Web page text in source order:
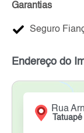
Garantias
Seguro
Endereço do
Rua